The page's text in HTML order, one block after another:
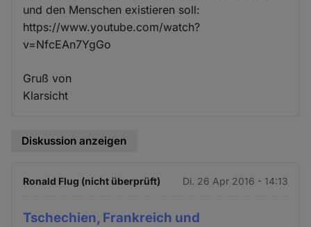
und den Menschen existieren soll:
https://www.youtube.com/watch?
v=NfcEAn7YgGo
Gruß von
Klarsicht
Diskussion anzeigen
Ronald Flug (nicht überprüft) Di. 26 Apr 2016 - 14:13
Tschechien, Frankreich und